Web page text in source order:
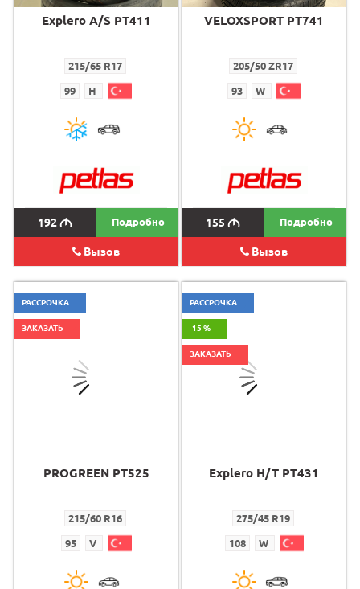
Explero A/S PT411
215/65 R17
99 H
192M Подробно
Вызов
VELOXSPORT PT741
205/50 ZR17
93 W
155 M Подробно
Вызов
РАССРОЧКА
ЗАКАЗАТЬ
PROGREEN PT525
215/60 R16
95 V
РАССРОЧКА
-15 %
ЗАКАЗАТЬ
Explero H/T PT431
275/45 R19
108 W